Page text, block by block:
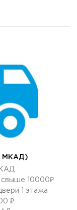
МКАД)
свыше 10000₽
1 этажа
₽.